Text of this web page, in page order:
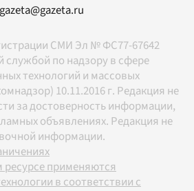
gazeta@gazeta.ru
СМИ Эл № ФС77-67642
службой по надзору в сфере
технологий и массовых
10.11.2016 г. Редакция не
за достоверность информации,
объявлениях. Редакция не
информации.
применяются
в соответствии с